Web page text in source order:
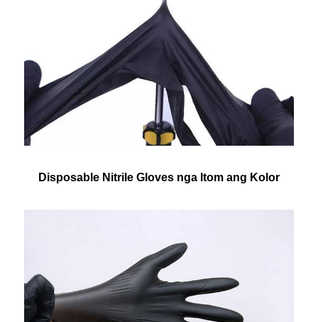
Disposable Nitrile Gloves nga Itom ang Kolor